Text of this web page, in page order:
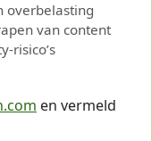
overbelasting
van content
risico’s
en vermeld